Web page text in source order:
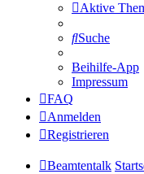
Aktive
Suche
Beihilfe-App
Impressum
FAQ
Anmelden
Registrieren
Beamtentalk